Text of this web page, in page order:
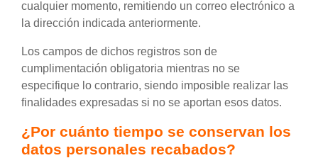
cualquier momento, remitiendo un correo electrónico a
la dirección indicada anteriormente.
Los campos de dichos registros son de
cumplimentación obligatoria mientras no se
especifique lo contrario, siendo imposible realizar las
finalidades expresadas si no se aportan esos datos.
¿Por cuánto tiempo se conservan los
datos personales recabados?